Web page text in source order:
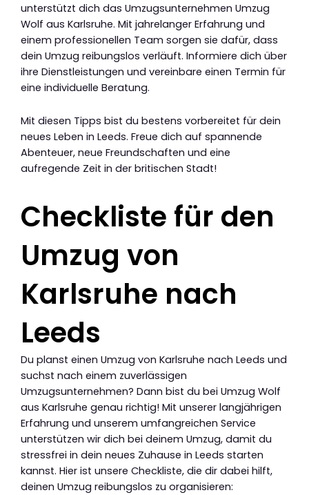
unterstützt dich das Umzugsunternehmen Umzug
Wolf aus Karlsruhe. Mit jahrelanger Erfahrung und
einem professionellen Team sorgen sie dafür, dass
dein Umzug reibungslos verläuft. Informiere dich über
ihre Dienstleistungen und vereinbare einen Termin für
eine individuelle Beratung.
Mit diesen Tipps bist du bestens vorbereitet für dein
neues Leben in Leeds. Freue dich auf spannende
Abenteuer, neue Freundschaften und eine
aufregende Zeit in der britischen Stadt!
Checkliste für den
Umzug von
Karlsruhe nach
Leeds
Du planst einen Umzug von Karlsruhe nach Leeds und
suchst nach einem zuverlässigen
Umzugsunternehmen? Dann bist du bei Umzug Wolf
aus Karlsruhe genau richtig! Mit unserer langjährigen
Erfahrung und unserem umfangreichen Service
unterstützen wir dich bei deinem Umzug, damit du
stressfrei in dein neues Zuhause in Leeds starten
kannst. Hier ist unsere Checkliste, die dir dabei hilft,
deinen Umzug reibungslos zu organisieren: